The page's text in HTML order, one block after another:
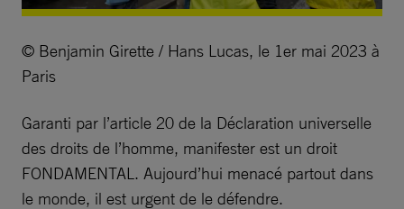
© Benjamin Girette / Hans Lucas, le 1er mai 2023 à
Paris
Garanti par l’article 20 de la Déclaration universelle
des droits de l’homme, manifester est un droit
FONDAMENTAL. Aujourd’hui menacé partout dans
le monde, il est urgent de le défendre.